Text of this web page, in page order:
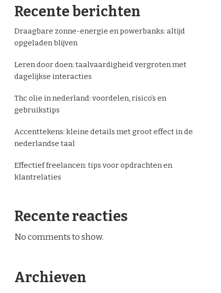
Recente berichten
Draagbare zonne-energie en powerbanks: altijd
opgeladen blijven
Leren door doen: taalvaardigheid vergroten met
dagelijkse interacties
Thc olie in nederland: voordelen, risico’s en
gebruikstips
Accenttekens: kleine details met groot effect in de
nederlandse taal
Effectief freelancen: tips voor opdrachten en
klantrelaties
Recente reacties
No comments to show.
Archieven